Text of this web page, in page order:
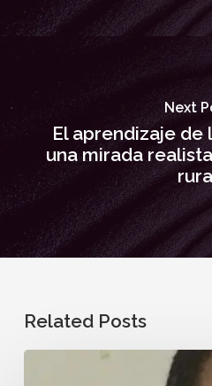
Next
El aprendizaje de
una mirada
Related Posts